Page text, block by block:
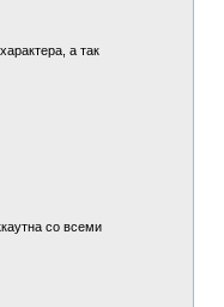
а так
со всеми